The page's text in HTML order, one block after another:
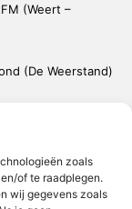
zoals
of te raadplegen.
wij gegevens zoals
(Weert –
(De Weerstand)